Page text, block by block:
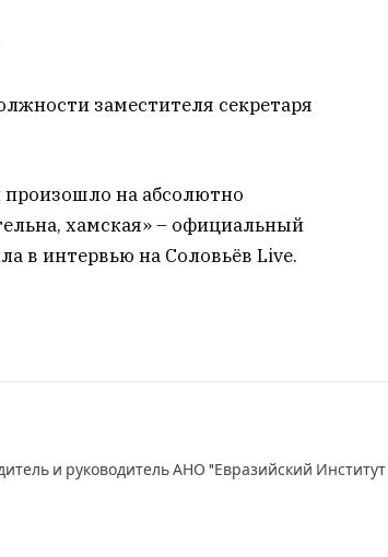
заместителя секретаря
на абсолютно
хамская» – официальный
в интервью на Соловьёв Live.
и руководитель АНО "Евразийский Институт